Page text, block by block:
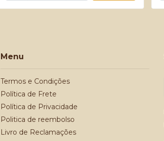
Menu
Termos e Condições
Política de Frete
Política de Privacidade
Politica de reembolso
Livro de Reclamações